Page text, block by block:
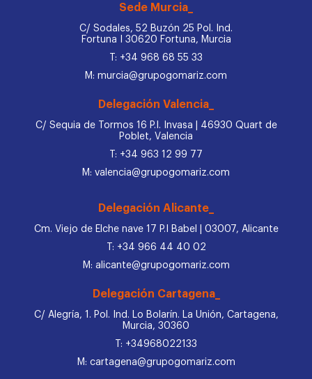
Sede Murcia_
C/ Sodales, 52 Buzón 25 Pol. Ind.
Fortuna I 30620 Fortuna, Murcia
T: +34 968 68 55 33
M: murcia@grupogomariz.com
Delegación Valencia_
C/ Sequia de Tormos 16 P.I. Invasa | 46930 Quart de
Poblet, Valencia
T: +34 963 12 99 77
M: valencia@grupogomariz.com
Delegación Alicante_
Cm. Viejo de Elche nave 17 P.I Babel | 03007, Alicante
T: +34 966 44 40 02
M: alicante@grupogomariz.com
Delegación Cartagena_
C/ Alegría, 1. Pol. Ind. Lo Bolarín. La Unión, Cartagena,
Murcia, 30360
T: +34968022133
M: cartagena@grupogomariz.com